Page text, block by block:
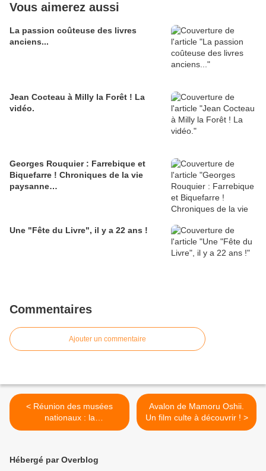
Vous aimerez aussi
La passion coûteuse des livres
anciens...
Jean Cocteau à Milly la Forêt ! La
vidéo.
Georges Rouquier : Farrebique et
Biquefarre ! Chroniques de la vie
paysanne…
Une "Fête du Livre", il y a 22 ans !
Commentaires
Ajouter un commentaire
< Réunion des musées
nationaux : la
chalcographie.
Avalon de Mamoru Oshii.
Un film culte à découvrir ! >
Hébergé par Overblog